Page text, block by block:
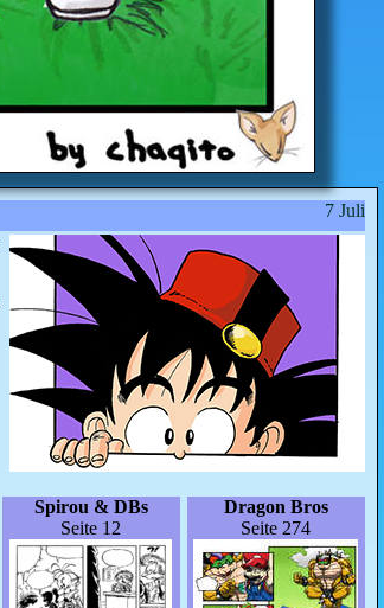
7 Juli
Spirou & DBs
Seite 12
Dragon Bros
Seite 274